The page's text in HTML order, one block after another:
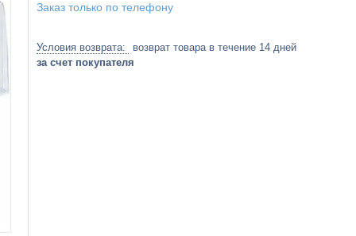
Заказ только по телефону
возврат товара в течение 14 дней
за счет покупателя